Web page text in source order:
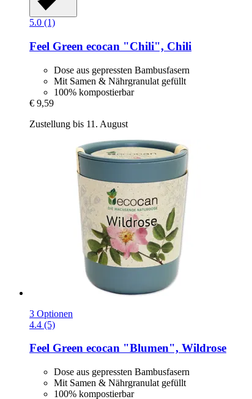
5.0 (1)
Feel Green ecocan "Chili", Chili
Dose aus gepressten Bambusfasern
Mit Samen & Nährgranulat gefüllt
100% kompostierbar
€ 9,59
Zustellung bis 11. August
3 Optionen
4.4 (5)
Feel Green ecocan "Blumen", Wildrose
Dose aus gepressten Bambusfasern
Mit Samen & Nährgranulat gefüllt
100% kompostierbar